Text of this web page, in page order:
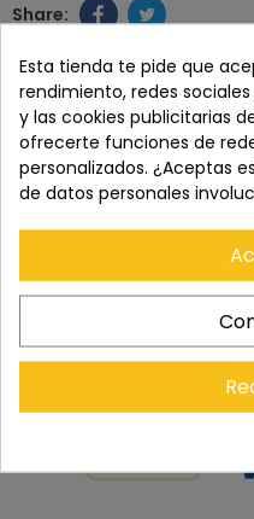
Paga con
seguro.
Los pedidos se
laborables.
Recuerda que
del pedido, para
Esta tienda te pide que
rendimiento, redes
y las cookies publicitarias
ofrecerte funciones de
personalizados. ¿Aceptas
de datos personales